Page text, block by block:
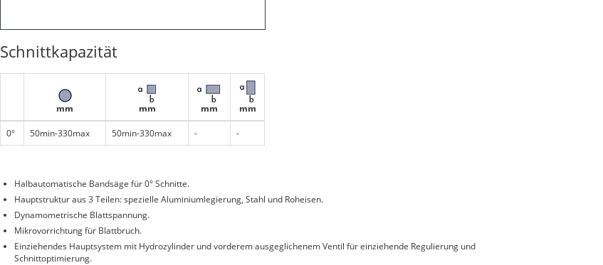
Schnittkapazität
mm mm mm mm
0° 50min-330max 50min-330max - -
Halbautomatische Bandsäge für 0° Schnitte.
Hauptstruktur aus 3 Teilen: spezielle Aluminiumlegierung, Stahl und Roheisen.
Dynamometrische Blattspannung.
Mikrovorrichtung für Blattbruch.
Einziehendes Hauptsystem mit Hydrozylinder und vorderem ausgeglichenem Ventil für einziehende Regulierung und
Schnittoptimierung.